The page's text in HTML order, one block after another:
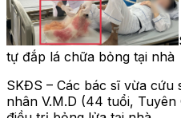
tự đắp lá chữa bỏng tại nhà
SKĐS – Các bác sĩ vừa
nhân V.M.D (44 tuổi,